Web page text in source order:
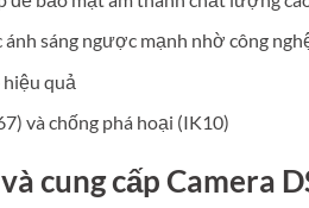
sáng ngược mạnh nhờ công
hiệu quả
và chống phá hoại (IK10)
cung cấp Camera